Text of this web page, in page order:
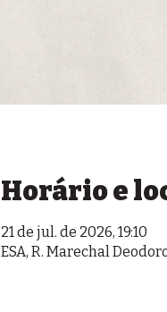
Horário e
21 de jul. de 2026, 19:10
ESA, R. Marechal